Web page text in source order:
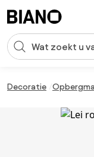
Zoekopdracht
Decoratie